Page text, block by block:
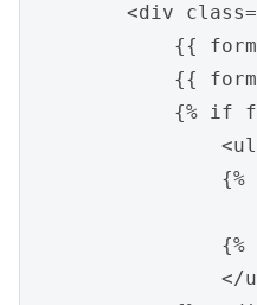
<div
{{
{{
{% if
{%
{%
</